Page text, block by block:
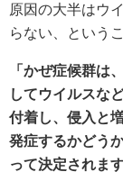
原因の大半はウ
らない、という
「かぜ症候群は
してウイルスな
付着し、侵入と
発症するかどう
って決定されます